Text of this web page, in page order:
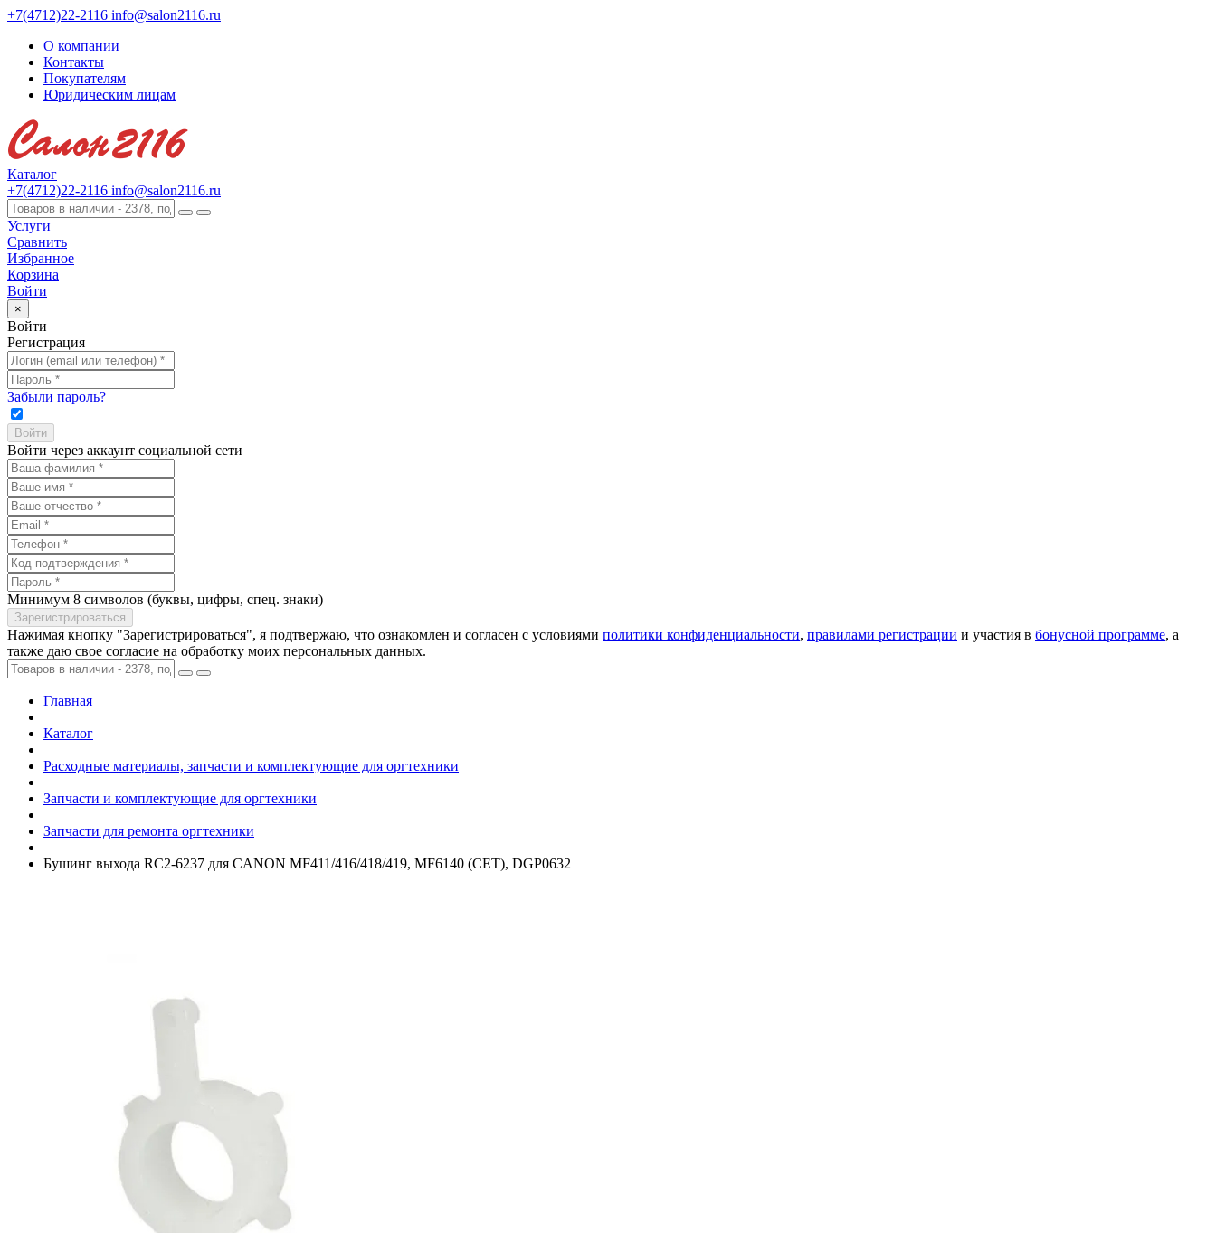
+7(4712)22-2116 info@salon2116.ru
О компании
Контакты
Покупателям
Юридическим лицам
Каталог
+7(4712)22-2116 info@salon2116.ru
Услуги
Сравнить
Избранное
Корзина
Войти
×
Войти
Регистрация
Забыли пароль?
Войти через аккаунт социальной сети
Минимум 8 символов (буквы, цифры, спец. знаки)
Нажимая кнопку "Зарегистрироваться", я подтвержаю, что ознакомлен и согласен с условиями политики конфиденциальности, правилами регистрации и участия в бонусной программе, а
также даю свое согласие на обработку моих персональных данных.
Главная
Каталог
Расходные материалы, запчасти и комплектующие для оргтехники
Запчасти и комплектующие для оргтехники
Запчасти для ремонта оргтехники
Бушинг выхода RC2-6237 для CANON MF411/­416/­418/­419, MF6140 (CET), DGP0632